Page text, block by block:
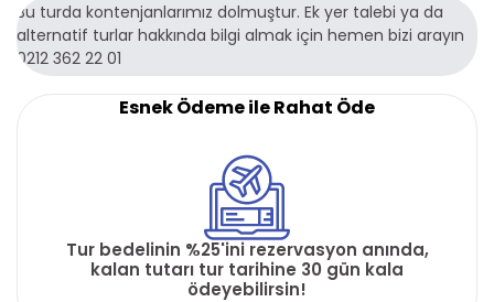
Bu turda kontenjanlarımız dolmuştur. Ek yer talebi ya da
alternatif turlar hakkında bilgi almak için hemen bizi arayın
0212 362 22 01
Esnek Ödeme ile Rahat Öde
Tur bedelinin %25'ini rezervasyon anında,
kalan tutarı tur tarihine 30 gün kala
ödeyebilirsin!